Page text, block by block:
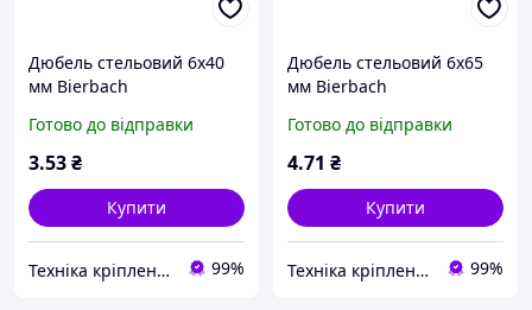
Дюбель стельовий 6х40
мм Bierbach
Готово до відправки
3.53₴
Купити
Техніка кріплення "Метрекс Київ" 99%
Дюбель стельовий 6х65
мм Bierbach
Готово до відправки
4.71 ₴
Купити
Техніка кріплення "Метрекс Київ" 99%